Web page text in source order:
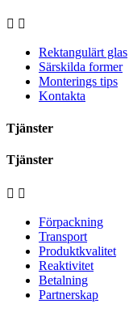
 
Rektangulärt glas
Särskilda former
Monterings tips
Kontakta
Tjänster
Tjänster
 
Förpackning
Transport
Produktkvalitet
Reaktivitet
Betalning
Partnerskap